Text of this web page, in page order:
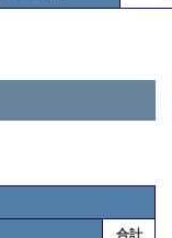
合計